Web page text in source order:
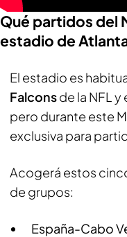
Qué partidos del
estadio de
El estadio es
Falconsde la NFL y
pero durante este
exclusiva para
Acogerá estos
de grupos:
España-Cabo